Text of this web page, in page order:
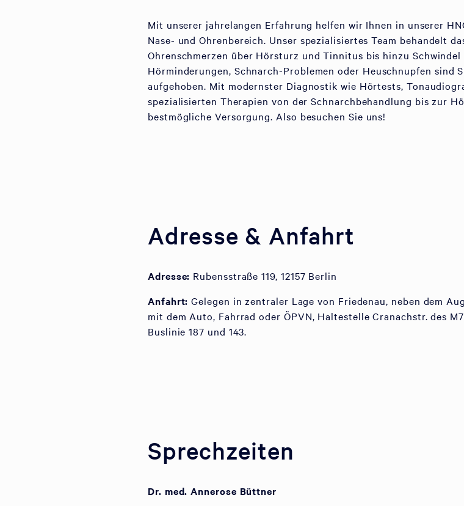
Mit unserer jahrelangen Erfahrung helfen wir Ihnen in unserer
Nase- und Ohrenbereich. Unser spezialisiertes Team behandelt
Ohrenschmerzen über Hörsturz und Tinnitus bis hinzu
Hörminderungen, Schnarch-Problemen oder Heuschnupfen sind
aufgehoben. Mit modernster Diagnostik wie Hörtests,
spezialisierten Therapien von der Schnarchbehandlung bis zur
bestmögliche Versorgung. Also besuchen Sie uns!
Adresse & Anfahrt
Adresse: Rubensstraße 119, 12157 Berlin
Anfahrt:Gelegen in zentraler Lage von Friedenau, neben dem
mit dem Auto, Fahrrad oder ÖPVN, Haltestelle Cranachstr. des
Buslinie 187 und 143.
Sprechzeiten
Dr. med. Annerose Büttner